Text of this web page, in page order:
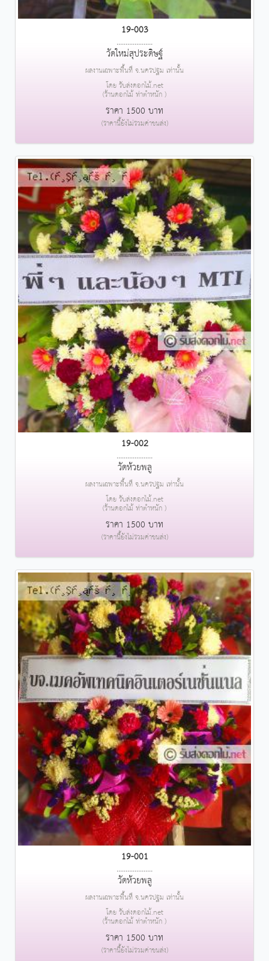
19-003
....................
วัดใหม่สุประดิษฐ์
ผลงานเฉพาะพื้นที่ จ.นครปฐม เท่านั้น
โดย รับส่งดอกไม้.net
(ร้านดอกไม้ ท่าตำหนัก )
ราคา 1500 บาท
(ราคานี้ยังไม่รวมค่าขนส่ง)
19-002
....................
วัดห้วยพลู
ผลงานเฉพาะพื้นที่ จ.นครปฐม เท่านั้น
โดย รับส่งดอกไม้.net
(ร้านดอกไม้ ท่าตำหนัก )
ราคา 1500 บาท
(ราคานี้ยังไม่รวมค่าขนส่ง)
19-001
....................
วัดห้วยพลู
ผลงานเฉพาะพื้นที่ จ.นครปฐม เท่านั้น
โดย รับส่งดอกไม้.net
(ร้านดอกไม้ ท่าตำหนัก )
ราคา 1500 บาท
(ราคานี้ยังไม่รวมค่าขนส่ง)